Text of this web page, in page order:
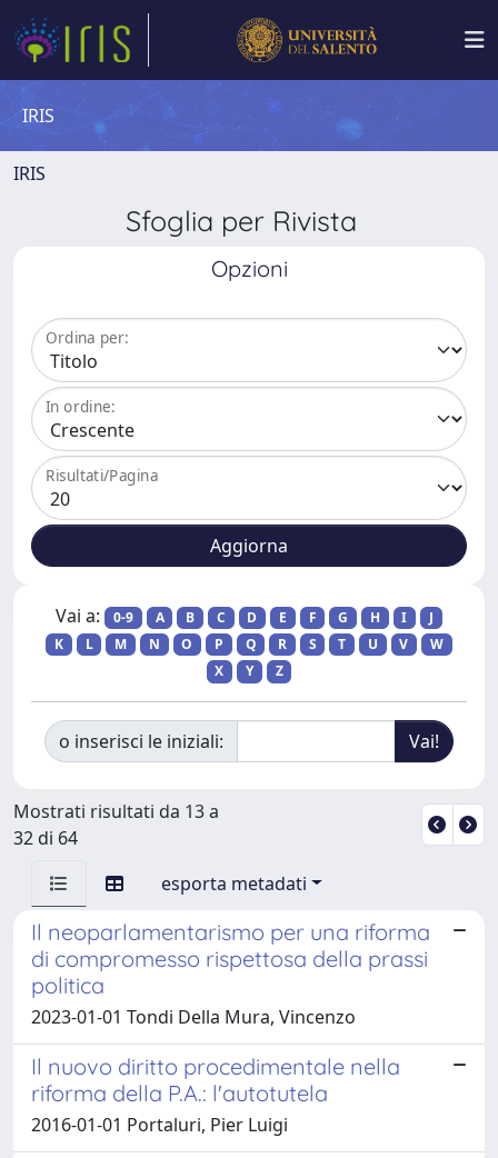
IRIS
IRIS
Sfoglia per Rivista
Opzioni
Ordina per:
In ordine:
Risultati/Pagina
Vai a: 0-9 A B C D E F G H I
J
K
L M N O P Q R S T U V
W
X
Y Z
o inserisci le iniziali:
Mostrati risultati da 13 a
32 di 64
esporta metadati
Il neoparlamentarismo per una riforma
di compromesso rispettosa della prassi
politica
2023-01-01 Tondi Della Mura, Vincenzo
Il nuovo diritto procedimentale nella
riforma della P.A.: l'autotutela
2016-01-01 Portaluri, Pier Luigi